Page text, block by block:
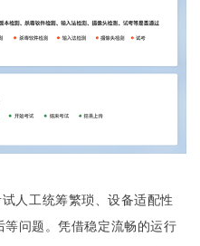
人工统筹繁琐、设备适配性
问题。凭借稳定流畅的运行